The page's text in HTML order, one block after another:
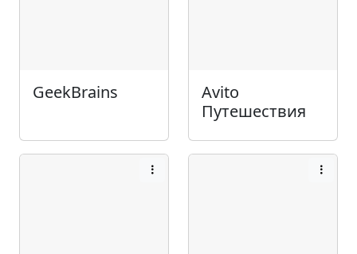
GeekBrains
Avito
Путешествия